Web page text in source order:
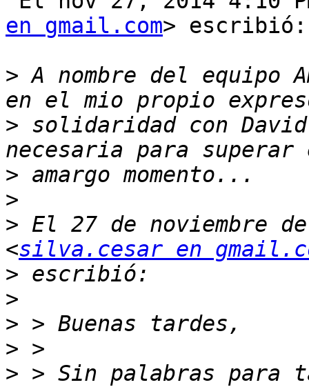
en gmail.com> escribió:
> A nombre del equipo
> solidaridad con
>
>
> El 27 de noviembre
<silva.cesar en
>
>
>
>
> > Sin palabras para